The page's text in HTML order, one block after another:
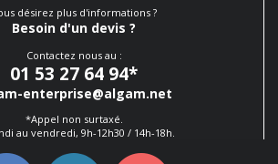
désirez plus d'informations ?
Besoin d'un devis ?
Contactez nous au :
01 53 27 64 94*
enterprise@algam.net
*Appel non surtaxé.
au vendredi, 9h-12h30 / 14h-18h.